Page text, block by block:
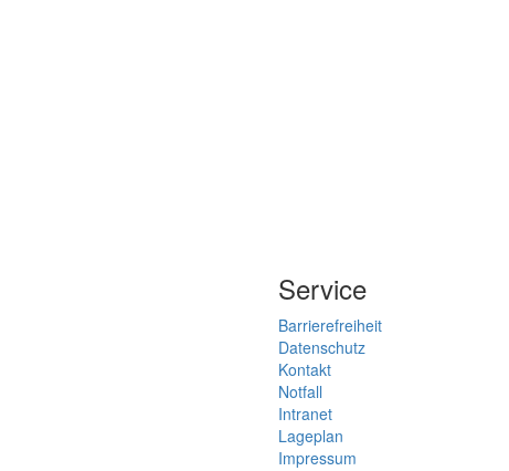
Service
Barrierefreiheit
Datenschutz
Kontakt
Notfall
Intranet
Lageplan
Impressum